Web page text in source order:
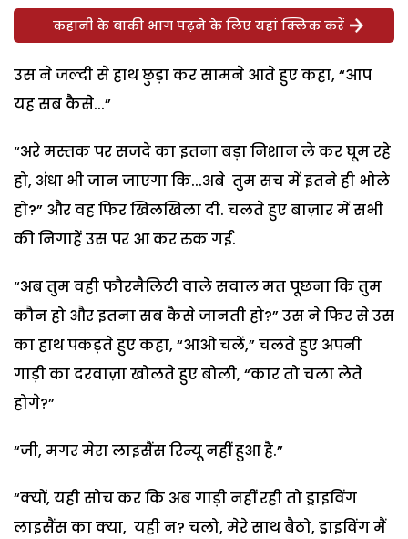
कहानी के बाकी भाग पढ़ने के लिए यहां क्लिक करें
उस ने जल्दी से हाथ छुड़ा कर सामने आते हुए कहा, “आप
यह सब कैसे...”
“अरे मस्तक पर सजदे का इतना बड़ा निशान ले कर घूम रहे
हो, अंधा भी जान जाएगा कि...अबे तुम सच में इतने ही भोले
हो?” और वह फिर खिलखिला दी. चलते हुए बाज़ार में सभी
की निगाहें उस पर आ कर रुक गईं.
“अब तुम वही फौरमैलिटी वाले सवाल मत पूछना कि तुम
कौन हो और इतना सब कैसे जानती हो?”उस ने फिर से उस
का हाथ पकड़ते हुए कहा, “आओ चलें,” चलते हुए अपनी
गाड़ी का दरवाज़ा खोलते हुए बोली, “कार तो चला लेते
होगे?”
“जी, मगर मेरा लाइसैंस रिन्यू नहीं हुआ है.”
“क्यों, यही सोच कर कि अब गाड़ी नहीं रही तो ड्राइविंग
लाइसैंस का क्या, यही न? चलो, मेरे साथ बैठो, ड्राइविंग मैं